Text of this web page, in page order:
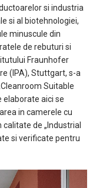
si industria
si al biotehnologiei,
minuscule din
de rebuturi si
Fraunhofer
(IPA), Stuttgart, s-a
Suitable
elaborate aici se
in camerele cu
de „Industrial
si verificate pentru